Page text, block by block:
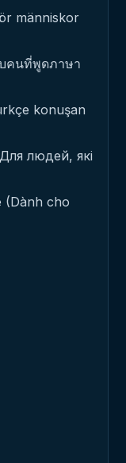
människor
คนที่พูดภาษา
konuşan
людей, які
(Dành cho